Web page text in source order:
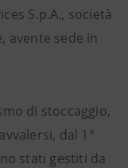
S.p.A., società
avente sede in
di stoccaggio,
dal 1°
stati gestiti da